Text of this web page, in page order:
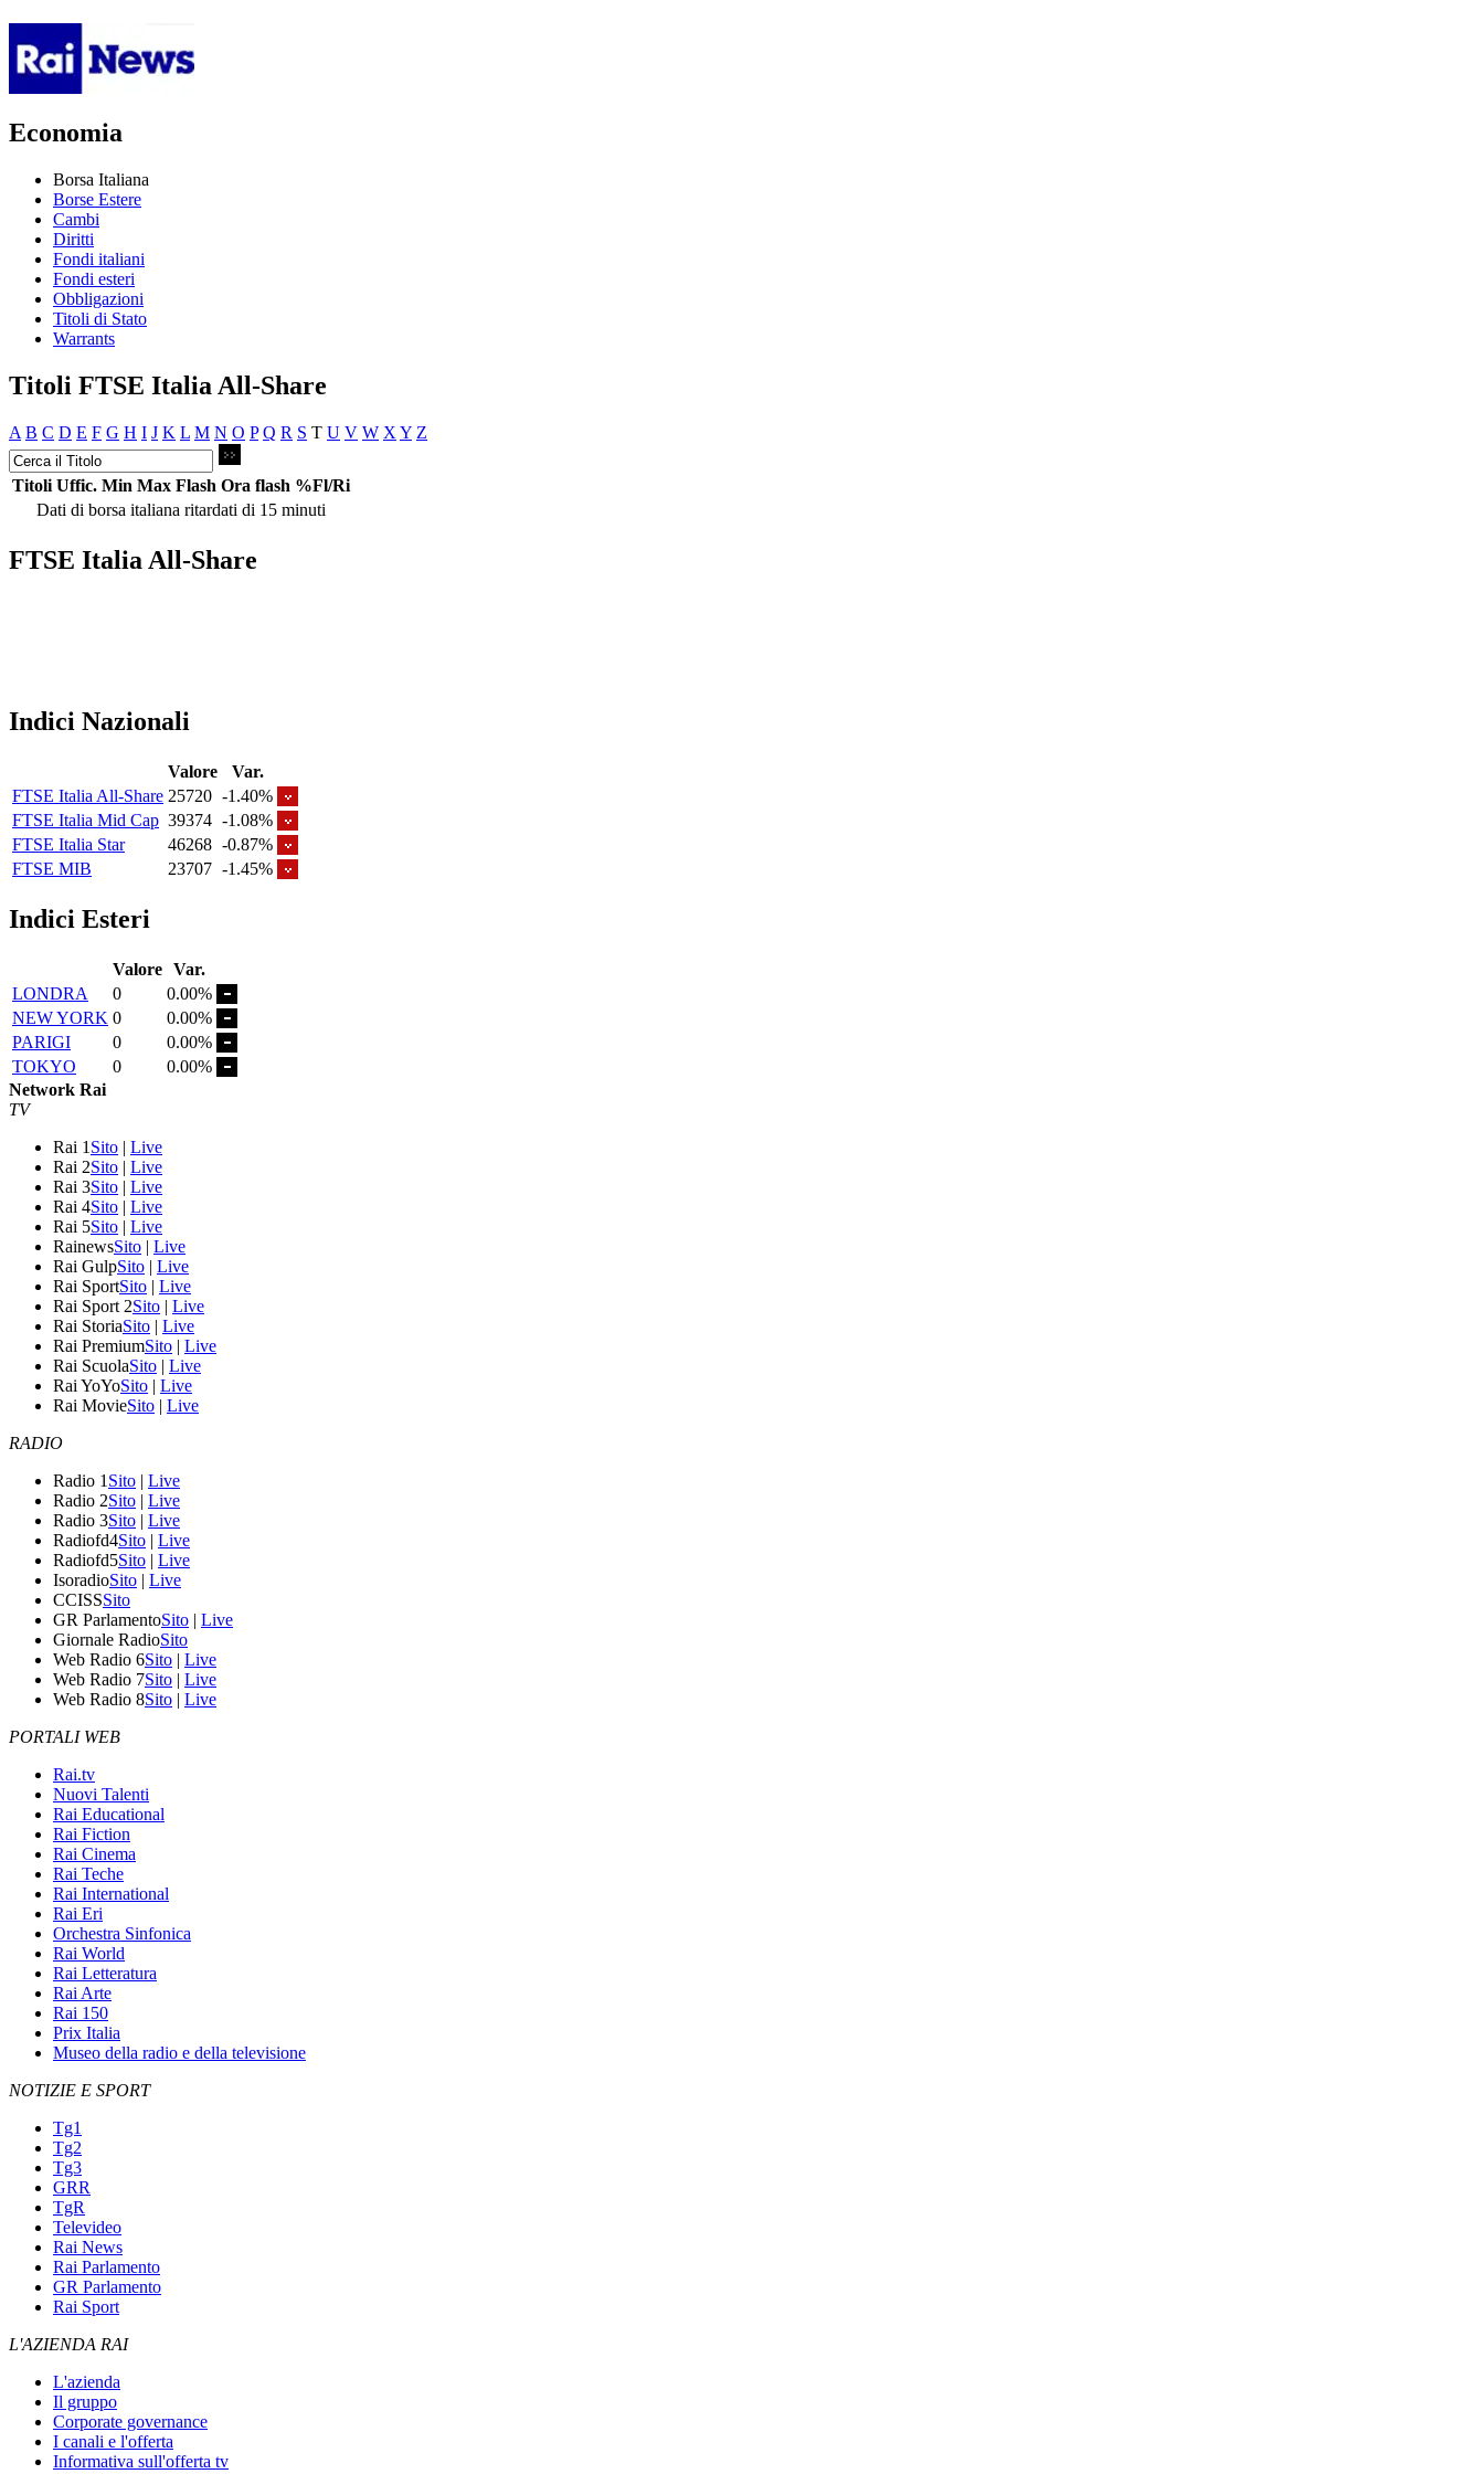
Economia
Borsa Italiana
Borse Estere
Cambi
Diritti
Fondi italiani
Fondi esteri
Obbligazioni
Titoli di Stato
Warrants
Titoli FTSE Italia All-Share
A B C D E F G H I J K L M N O P Q R S T U V W X Y Z
Titoli Uffic. Min Max Flash Ora flash %Fl/Ri
Dati di borsa italiana ritardati di 15 minuti
FTSE Italia All-Share
Indici Nazionali
Valore
Var.
FTSE Italia All-Share 25720 -1.40%
FTSE Italia Mid Cap 39374 -1.08%
FTSE Italia Star
46268 -0.87%
FTSE MIB
23707 -1.45%
Indici Esteri
Valore Var.
LONDRA
0
0.00%
NEW YORK 0
0.00%
PARIGI
0
0.00%
TOKYO
0
0.00%
Network Rai
TV
Rai 1 Sito | Live
Rai 2Sito | Live
Rai 3Sito | Live
Rai 4Sito | Live
Rai 5Sito | Live
RainewsSito | Live
Rai GulpSito | Live
Rai SportSito | Live
Rai Sport 2Sito | Live
Rai StoriaSito | Live
Rai PremiumSito | Live
Rai ScuolaSito | Live
Rai YoYoSito | Live
Rai MovieSito | Live
RADIO
Radio 1 Sito | Live
Radio 2Sito | Live
Radio 3Sito | Live
Radiofd4Sito | Live
Radiofd5Sito | Live
IsoradioSito | Live
CCISSSito
GR ParlamentoSito | Live
Giornale RadioSito
Web Radio 6Sito | Live
Web Radio 7Sito | Live
Web Radio 8Sito | Live
PORTALI WEB
Rai.tv
Nuovi Talenti
Rai Educational
Rai Fiction
Rai Cinema
Rai Teche
Rai International
Rai Eri
Orchestra Sinfonica
Rai World
Rai Letteratura
Rai Arte
Rai 150
Prix Italia
Museo della radio e della televisione
NOTIZIE E SPORT
Tg1
Tg2
Tg3
GRR
TgR
Televideo
Rai News
Rai Parlamento
GR Parlamento
Rai Sport
L'AZIENDA RAI
L'azienda
Il gruppo
Corporate governance
I canali e l'offerta
Informativa sull'offerta tv